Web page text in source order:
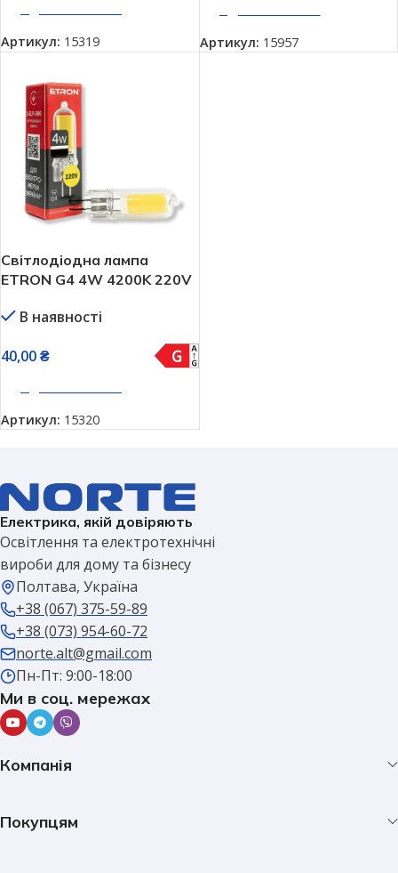
Артикул: 15319 Артикул: 15957
Світлодіодна лампа
ETRON G4 4W 4200K 220V
В наявності
40,00₴
Артикул: 15320
Електрика, якій довіряють
Освітлення та електротехнічні
вироби для дому та бізнесу
Полтава, Україна
+38 (067) 375-59-89
+38 (073) 954-60-72
norte.alt@gmail.com
Пн-Пт: 9:00-18:00
Ми в соц. мережах
Компанія
Покупцям